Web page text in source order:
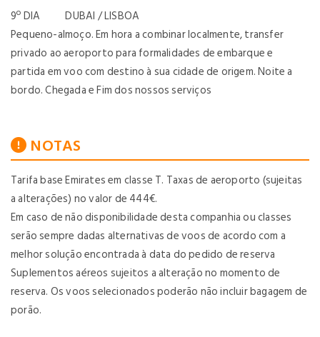
9º DIA DUBAI / LISBOA
Pequeno-almoço. Em hora a combinar localmente, transfer
privado ao aeroporto para formalidades de embarque e
partida em voo com destino à sua cidade de origem. Noite a
bordo. Chegada e Fim dos nossos serviços
NOTAS
Tarifa base Emirates em classe T. Taxas de aeroporto (sujeitas
a alterações) no valor de 444€.
Em caso de não disponibilidade desta companhia ou classes
serão sempre dadas alternativas de voos de acordo com a
melhor solução encontrada à data do pedido de reserva
Suplementos aéreos sujeitos a alteração no momento de
reserva. Os voos selecionados poderão não incluir bagagem de
porão.